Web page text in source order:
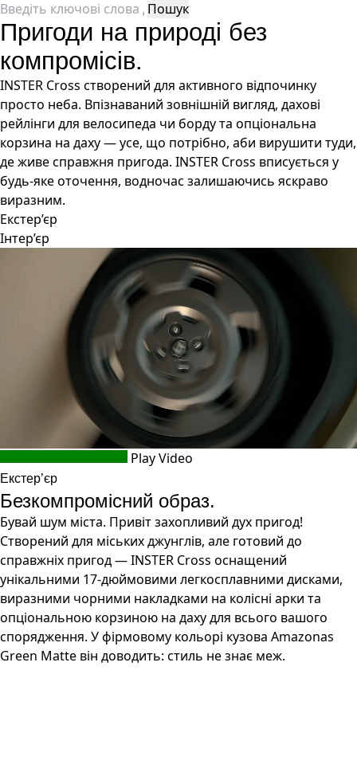
Пригоди на природі без
компромісів.
INSTER Cross створений для активного відпочинку
просто неба. Впізнаваний зовнішній вигляд, дахові
рейлінги для велосипеда чи борду та опціональна
корзина на даху — усе, що потрібно, аби вирушити туди,
де живе справжня пригода. INSTER Cross вписується у
будь-яке оточення, водночас залишаючись яскраво
виразним.
Екстер’єр
Інтер’єр
Play Video
Екстер’єр
Безкомпромісний образ.
Бувай шум міста. Привіт захопливий дух пригод!
Створений для міських джунглів, але готовий до
справжніх пригод — INSTER Cross оснащений
унікальними 17-дюймовими легкосплавними дисками,
виразними чорними накладками на колісні арки та
опціональною корзиною на даху для всього вашого
спорядження. У фірмовому кольорі кузова Amazonas
Green Matte він доводить: стиль не знає меж.